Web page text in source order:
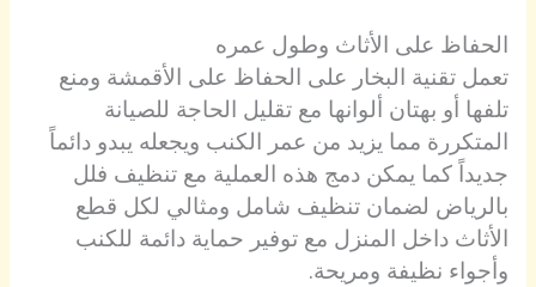
الحفاظ على الأثاث وطول عمره
تعمل تقنية البخار على الحفاظ على الأقمشة ومنع
تلفها أو بهتان ألوانها مع تقليل الحاجة للصيانة
المتكررة مما يزيد من عمر الكنب ويجعله يبدو دائماً
جديداً كما يمكن دمج هذه العملية مع تنظيف فلل
بالرياض لضمان تنظيف شامل ومثالي لكل قطع
الأثاث داخل المنزل مع توفير حماية دائمة للكنب
وأجواء نظيفة ومريحة.